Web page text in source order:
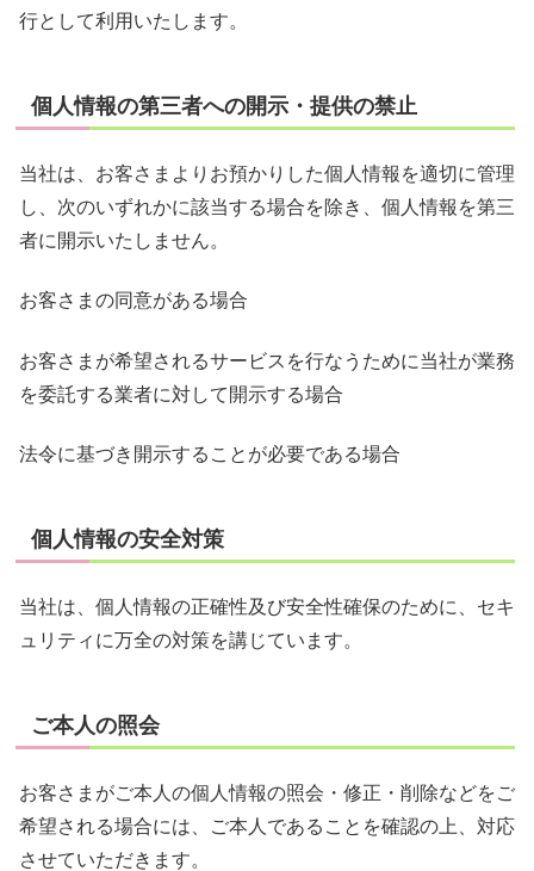
行として利用いたします。
個人情報の第三者への開示・提供の禁止
当社は、お客さまよりお預かりした個人情報を適切に管理
し、次のいずれかに該当する場合を除き、個人情報を第三
者に開示いたしません。
お客さまの同意がある場合
お客さまが希望されるサービスを行なうために当社が業務
を委託する業者に対して開示する場合
法令に基づき開示することが必要である場合
個人情報の安全対策
当社は、個人情報の正確性及び安全性確保のために、セキ
ュリティに万全の対策を講じています。
ご本人の照会
お客さまがご本人の個人情報の照会・修正・削除などをご
希望される場合には、ご本人であることを確認の上、対応
させていただきます。